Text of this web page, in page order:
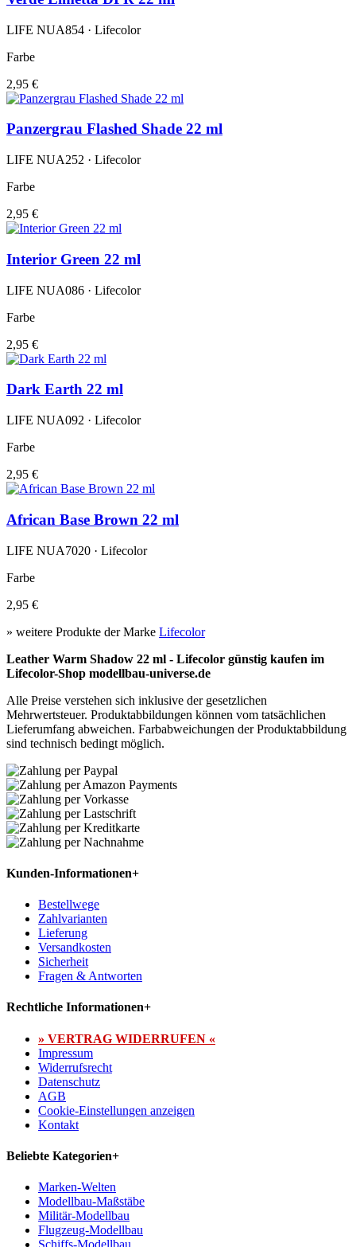
LIFE NUA854 · Lifecolor
Farbe
2,95 €
Panzergrau Flashed Shade 22 ml
LIFE NUA252 · Lifecolor
Farbe
2,95 €
Interior Green 22 ml
LIFE NUA086 · Lifecolor
Farbe
2,95 €
Dark Earth 22 ml
LIFE NUA092 · Lifecolor
Farbe
2,95 €
African Base Brown 22 ml
LIFE NUA7020 · Lifecolor
Farbe
2,95 €
» weitere Produkte der Marke Lifecolor
Leather Warm Shadow 22 ml - Lifecolor günstig kaufen im
Lifecolor-Shop modellbau-universe.de
Alle Preise verstehen sich inklusive der gesetzlichen
Mehrwertsteuer. Produktabbildungen können vom tatsächlichen
Lieferumfang abweichen. Farbabweichungen der Produktabbildung
sind technisch bedingt möglich.
Kunden-Informationen+
Bestellwege
Zahlvarianten
Lieferung
Versandkosten
Sicherheit
Fragen & Antworten
Rechtliche Informationen+
» VERTRAG WIDERRUFEN «
Impressum
Widerrufsrecht
Datenschutz
AGB
Cookie-Einstellungen anzeigen
Kontakt
Beliebte Kategorien+
Marken-Welten
Modellbau-Maßstäbe
Militär-Modellbau
Flugzeug-Modellbau
Schiffs-Modellbau